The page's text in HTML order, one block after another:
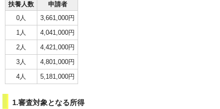
扶養人数
申請者
0人
3,661,000円
1人
4,041,000円
2人
4,421,000円
3人
4,801,000円
4人
5,181,000円
1.審査対象となる所得